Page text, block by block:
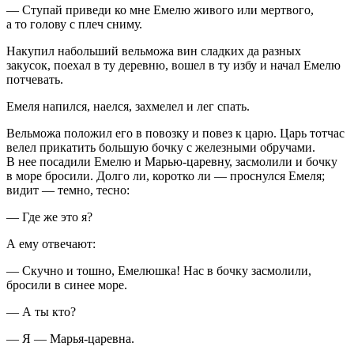
— Ступай приведи ко мне Емелю живого или мертвого,
а то голову с плеч сниму.
Накупил набольший вельможа вин сладких да разных
закусок, поехал в ту деревню, вошел в ту избу и начал Емелю
потчевать.
Емеля напился, наелся, захмелел и лег спать.
Вельможа положил его в повозку и повез к царю. Царь тотчас
велел прикатить большую бочку с железными обручами.
В нее посадили Емелю и Марью-царевну, засмолили и бочку
в море бросили. Долго ли, коротко ли — проснулся Емеля;
видит — темно, тесно:
— Где же это я?
А ему отвечают:
— Скучно и тошно, Емелюшка! Нас в бочку засмолили,
бросили в синее море.
— А ты кто?
— Я — Марья-царевна.